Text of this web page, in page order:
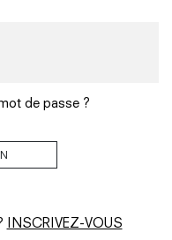
de passe ?
INSCRIVEZ-VOUS